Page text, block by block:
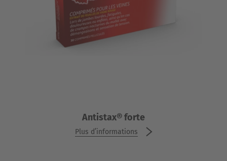
Antistax® forte
Plus d’informations
Antistax® forte